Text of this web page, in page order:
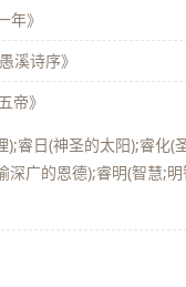
年》
溪诗序》
帝》
);睿日(神圣的太阳);睿化
深广的恩德);睿明(智慧;明